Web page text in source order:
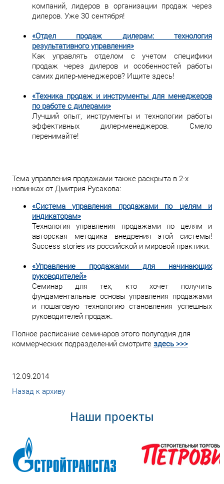
компаний, лидеров в организации продаж через
дилеров. Уже 30 сентября!
«Отдел продаж дилерам: технология
результативного управления»
Как управлять отделом с учетом специфики
продаж через дилеров и особенностей работы
самих дилер-менеджеров? Ищите здесь!
«Техника продаж и инструменты для менеджеров
по работе с дилерами»
Лучший опыт, инструменты и технологии работы
эффективных дилер-менеджеров. Смело
перенимайте!
Тема управления продажами также раскрыта в 2-х
новинках от Дмитрия Русакова:
«Система управления продажами по целям и
индикаторам»
Технология управления продажами по целям и
авторская методика внедрения этой системы!
Success stories из российской и мировой практики.
«Управление продажами для начинающих
руководителей»
Семинар для тех, кто хочет получить
фундаментальные основы управления продажами
и пошаговую технологию становления успешных
руководителей продаж.
Полное расписание семинаров этого полугодия для
коммерческих подразделений смотрите здесь >>>
12.09.2014
Назад к архиву
Наши проекты